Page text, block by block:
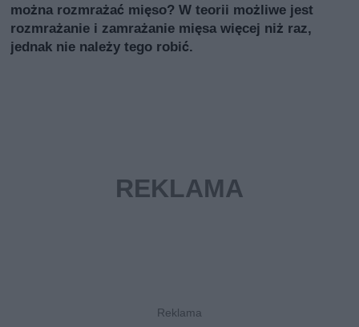
można rozmrażać mięso? W teorii możliwe jest
rozmrażanie i zamrażanie mięsa więcej niż raz,
jednak nie należy tego robić.